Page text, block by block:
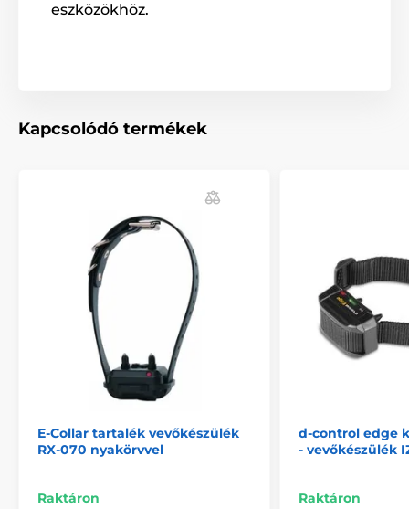
eszközökhöz.
Kapcsolódó termékek
E-Collar tartalék vevőkészülék
RX-070 nyakörvvel
Raktáron
d-control edge
- vevőkészülék
Raktáron